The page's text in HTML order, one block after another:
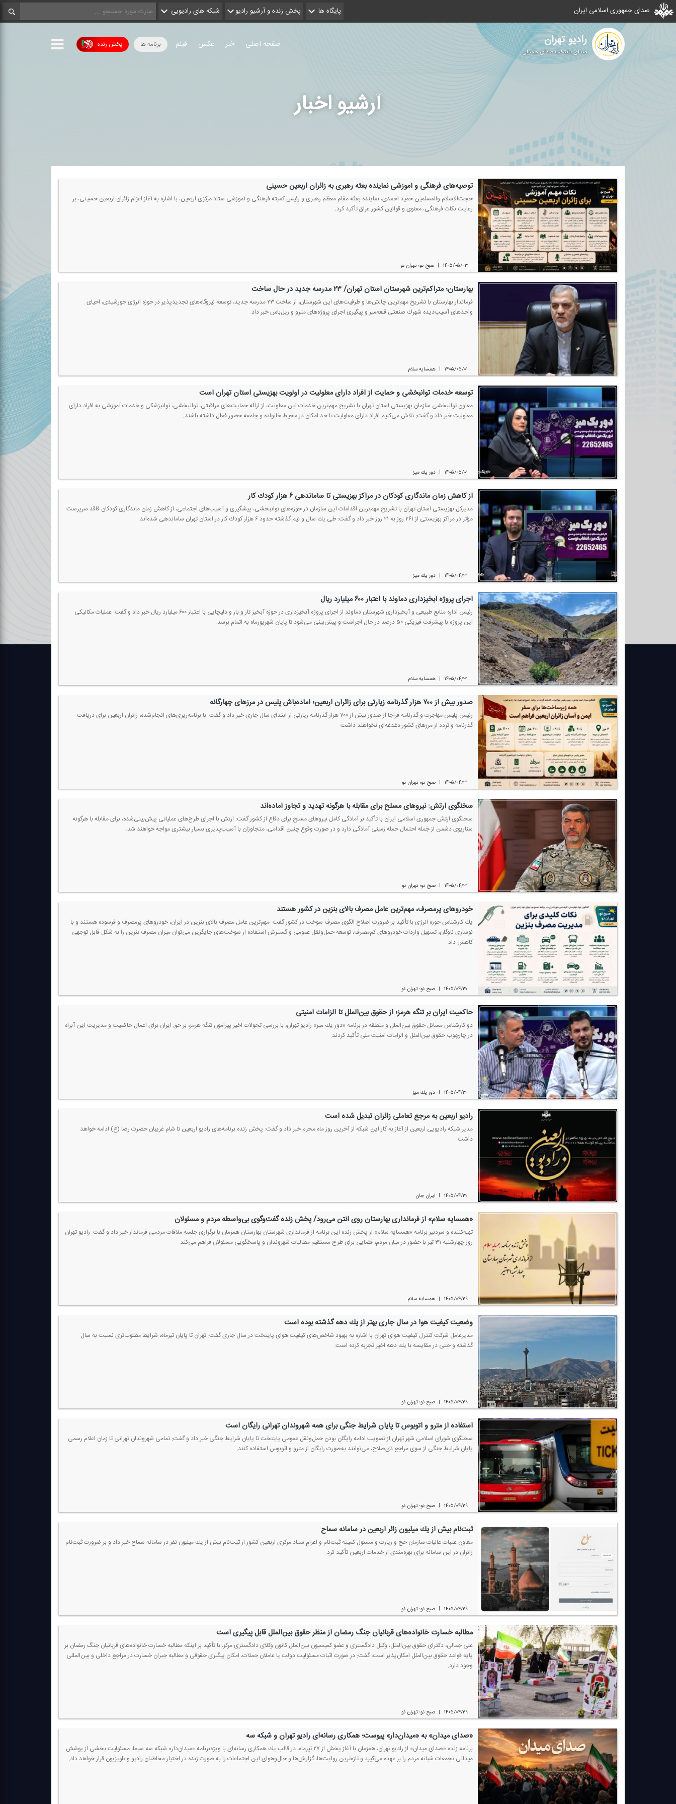
صدای جمهوری اسلامی ایران پایگاه ها پخش زنده و آرشیو رادیو شبکه های رادیویی
رادیو تهران
صدای پایتخت صدای همدلی
پخش زنده برنامه ها صفحه اصلی خبر عکس فیلم
آرشیو اخبار
توصیه‌های فرهنگی و آموزشی نماینده بعثه رهبری به زائران اربعین حسینی
حجت‌الاسلام والمسلمین حمید احمدی، نماینده بعثه مقام معظم رهبری و رئیس كمیته فرهنگی و آموزشی ستاد مركزی اربعین، با اشاره به آغاز اعزام زائران اربعین حسینی، بر
رعایت نكات فرهنگی، معنوی و قوانین كشور عراق تأكید كرد.
۱۴۰۵/۰۵/۰۳ | صبح نو؛ تهران نو
بهارستان؛ متراكم‌ترین شهرستان استان تهران/ ۲۳ مدرسه جدید در حال ساخت
فرماندار بهارستان با تشریح مهم‌ترین چالش‌ها و ظرفیت‌های این شهرستان، از ساخت ۲۳ مدرسه جدید، توسعه نیروگاه‌های تجدیدپذیر در حوزه انرژی خورشیدی، احیای
واحدهای آسیب‌دیده شهرك صنعتی قلعه‌میر و پیگیری اجرای پروژه‌های مترو و ریل‌باس خبر داد.
۱۴۰۵/۰۵/۰۱ | همسایه سلام
توسعه خدمات توانبخشی و حمایت از افراد دارای معلولیت در اولویت بهزیستی استان تهران است
معاون توانبخشی سازمان بهزیستی استان تهران با تشریح مهم‌ترین خدمات این معاونت، از ارائه حمایت‌های مراقبتی، توانبخشی، توانپزشكی و خدمات آموزشی به افراد دارای
معلولیت خبر داد و گفت: تلاش می‌كنیم افراد دارای معلولیت تا حد امكان در محیط خانواده و جامعه حضور فعال داشته باشند.
۱۴۰۵/۰۵/۰۱ | دور یك میز
از كاهش زمان ماندگاری كودكان در مراكز بهزیستی تا ساماندهی ۶ هزار كودك كار
مدیركل بهزیستی استان تهران با تشریح مهم‌ترین اقدامات این سازمان در حوزه‌های توانبخشی، پیشگیری و آسیب‌های اجتماعی، از كاهش زمان ماندگاری كودكان فاقد سرپرست
مؤثر در مراكز بهزیستی از ۲۶۱ روز به ۲۱ روز خبر داد و گفت: طی یك سال و نیم گذشته حدود ۶ هزار كودك كار در استان تهران ساماندهی شده‌اند.
۱۴۰۵/۰۴/۳۱ | دور یك میز
اجرای پروژه آبخیزداری دماوند با اعتبار ۶۰۰ میلیارد ریال
رئیس اداره منابع طبیعی و آبخیزداری شهرستان دماوند از اجرای پروژه آبخیزداری در حوزه آبخیز تار و بار و دلیچایی با اعتبار ۶۰۰ میلیارد ریال خبر داد و گفت: عملیات مكانیكی
این پروژه با پیشرفت فیزیكی ۵۰ درصد در حال اجراست و پیش‌بینی می‌شود تا پایان شهریورماه به اتمام برسد.
۱۴۰۵/۰۴/۳۱ | همسایه سلام
صدور بیش از ۷۰۰ هزار گذرنامه زیارتی برای زائران اربعین؛ آماده‌باش پلیس در مرزهای چهارگانه
رئیس پلیس مهاجرت و گذرنامه فراجا از صدور بیش از ۷۰۰ هزار گذرنامه زیارتی از ابتدای سال جاری خبر داد و گفت: با برنامه‌ریزی‌های انجام‌شده، زائران اربعین برای دریافت
گذرنامه و تردد از مرزهای كشور دغدغه‌ای نخواهند داشت.
۱۴۰۵/۰۴/۳۱ | صبح نو؛ تهران نو
سخنگوی ارتش: نیروهای مسلح برای مقابله با هرگونه تهدید و تجاوز آماده‌اند
سخنگوی ارتش جمهوری اسلامی ایران با تأكید بر آمادگی كامل نیروهای مسلح برای دفاع از كشور گفت: ارتش با اجرای طرح‌های عملیاتی پیش‌بینی‌شده، برای مقابله با هرگونه
سناریوی دشمن از جمله احتمال حمله زمینی آمادگی دارد و در صورت وقوع چنین اقدامی، متجاوزان با آسیب‌پذیری بسیار بیشتری مواجه خواهند شد.
۱۴۰۵/۰۴/۳۱ | صبح نو؛ تهران نو
خودروهای پرمصرف، مهم‌ترین عامل مصرف بالای بنزین در كشور هستند
یك كارشناس حوزه انرژی با تأكید بر ضرورت اصلاح الگوی مصرف سوخت در كشور گفت: مهم‌ترین عامل مصرف بالای بنزین در ایران، خودروهای پرمصرف و فرسوده هستند و با
نوسازی ناوگان، تسهیل واردات خودروهای كم‌مصرف، توسعه حمل‌ونقل عمومی و گسترش استفاده از سوخت‌های جایگزین می‌توان میزان مصرف بنزین را به شكل قابل توجهی
كاهش داد.
۱۴۰۵/۰۴/۳۰ | صبح نو؛ تهران نو
حاكمیت ایران بر تنگه هرمز؛ از حقوق بین‌الملل تا الزامات امنیتی
دو كارشناس مسائل حقوق بین‌الملل و منطقه در برنامه «دور یك میز» رادیو تهران، با بررسی تحولات اخیر پیرامون تنگه هرمز، بر حق ایران برای اعمال حاكمیت و مدیریت این آبراه
در چارچوب حقوق بین‌الملل و الزامات امنیت ملی تأكید كردند.
۱۴۰۵/۰۴/۳۰ | دور یك میز
رادیو اربعین به مرجع تعاملی زائران تبدیل شده است
مدیر شبكه رادیویی اربعین از آغاز به كار این شبكه از آخرین روز ماه محرم خبر داد و گفت: پخش زنده برنامه‌های رادیو اربعین تا شام غریبان حضرت رضا (ع) ادامه خواهد
داشت.
۱۴۰۵/۰۴/۳۰ | ایران جان
«همسایه سلام» از فرمانداری بهارستان روی آنتن می‌رود/ پخش زنده گفت‌وگوی بی‌واسطه مردم و مسئولان
تهیه‌كننده و سردبیر برنامه «همسایه سلام» از پخش زنده این برنامه از فرمانداری شهرستان بهارستان همزمان با برگزاری جلسه ملاقات مردمی فرماندار خبر داد و گفت: رادیو تهران
روز چهارشنبه ۳۱ تیر با حضور در میان مردم، فضایی برای طرح مستقیم مطالبات شهروندان و پاسخگویی مسئولان فراهم می‌كند.
۱۴۰۵/۰۴/۲۹ | همسایه سلام
وضعیت كیفیت هوا در سال جاری بهتر از یك دهه گذشته بوده است
مدیرعامل شركت كنترل كیفیت هوای تهران با اشاره به بهبود شاخص‌های كیفیت هوای پایتخت در سال جاری گفت: تهران تا پایان تیرماه، شرایط مطلوب‌تری نسبت به سال
گذشته و حتی در مقایسه با یك دهه اخیر تجربه كرده است.
۱۴۰۵/۰۴/۲۹ | صبح نو؛ تهران نو
استفاده از مترو و اتوبوس تا پایان شرایط جنگی برای همه شهروندان تهرانی رایگان است
سخنگوی شورای اسلامی شهر تهران از تصویب ادامه رایگان بودن حمل‌ونقل عمومی پایتخت تا پایان شرایط جنگی خبر داد و گفت: تمامی شهروندان تهرانی تا زمان اعلام رسمی
پایان شرایط جنگی از سوی مراجع ذی‌صلاح، می‌توانند به‌صورت رایگان از مترو و اتوبوس استفاده كنند.
۱۴۰۵/۰۴/۲۹ | صبح نو؛ تهران نو
ثبت‌نام بیش از یك میلیون زائر اربعین در سامانه سماح
معاون عتبات عالیات سازمان حج و زیارت و مسئول كمیته ثبت‌نام و اعزام ستاد مركزی اربعین كشور از ثبت‌نام بیش از یك میلیون نفر در سامانه سماح خبر داد و بر ضرورت ثبت‌نام
زائران در این سامانه برای بهره‌مندی از خدمات اربعین تأكید كرد.
۱۴۰۵/۰۴/۲۹ | صبح نو؛ تهران نو
مطالبه خسارت خانواده‌های قربانیان جنگ رمضان از منظر حقوق بین‌الملل قابل پیگیری است
علی جمالی، دكترای حقوق بین‌الملل، وكیل دادگستری و عضو كمیسیون بین‌الملل كانون وكلای دادگستری مركز، با تأكید بر اینكه مطالبه خسارت خانواده‌های قربانیان جنگ رمضان بر
پایه قواعد حقوق بین‌الملل امكان‌پذیر است، گفت: در صورت اثبات مسئولیت دولت یا عاملان حملات، امكان پیگیری حقوقی و مطالبه جبران خسارت در مراجع داخلی و بین‌المللی
وجود دارد.
۱۴۰۵/۰۴/۲۹ | صبح نو؛ تهران نو
«صدای میدان» به «میدان‌دار» پیوست؛ همكاری رسانه‌ای رادیو تهران و شبكه سه
برنامه زنده «صدای میدان» از رادیو تهران، همزمان با آغاز پخش از ۲۷ تیرماه، در قالب یك همكاری رسانه‌ای با ویژه‌برنامه «میدان‌دار» شبكه سه سیما، مسئولیت بخشی از پوشش
میدانی تجمعات شبانه مردم را بر عهده می‌گیرد و تازه‌ترین روایت‌ها، گزارش‌ها و حال‌وهوای این اجتماعات را به صورت زنده در اختیار مخاطبان رادیو و تلویزیون قرار خواهد داد.